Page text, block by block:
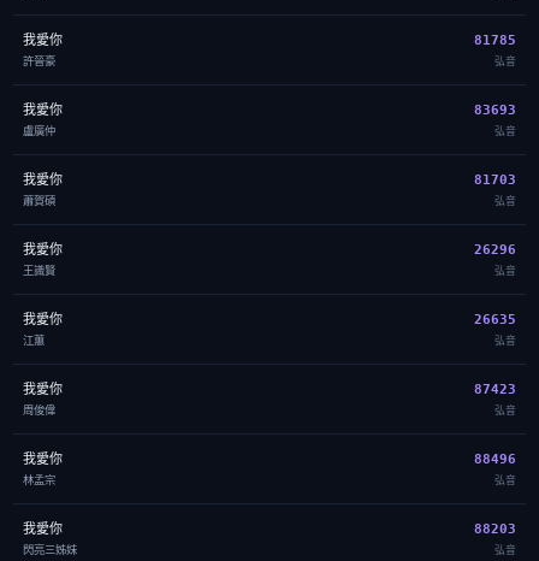
我愛你
許晉豪
81785
弘音
我愛你
盧廣仲
83693
弘音
我愛你
蕭賀碩
81703
弘音
我愛你
王識賢
26296
弘音
我愛你
江蕙
26635
弘音
我愛你
周俊偉
87423
弘音
我愛你
林孟宗
88496
弘音
我愛你
閃亮三姊妹
88203
弘音